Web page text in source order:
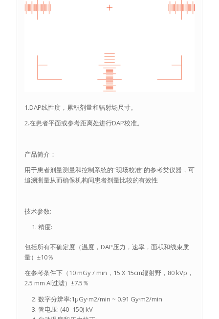
1.DAP线性度，累积剂量和辐射场尺寸。
2.在患者平面或参考距离处进行DAP校准。
产品简介：
用于患者剂量测量和控制系统的“现场校准”的参考类仪器，可
追溯测量从而确保机构间患者剂量比较的有效性
技术参数:
精度:
包括所有不确定度（温度，DAP压力，速率，面积和线束质
量）±10％
在参考条件下（10 mGy / min，15 X 15cm辐射野，80 kVp，
2.5 mm Al过滤）±7.5％
数字分辨率:1μGy·m2/min ~ 0.91 Gy·m2/min
管电压: (40 -150) kV